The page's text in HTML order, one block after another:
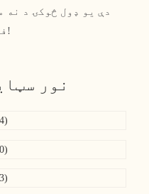
دې یو ډول څوکۍ د نه
فارورډ سټایل څخه خوند واخلئ!
نور